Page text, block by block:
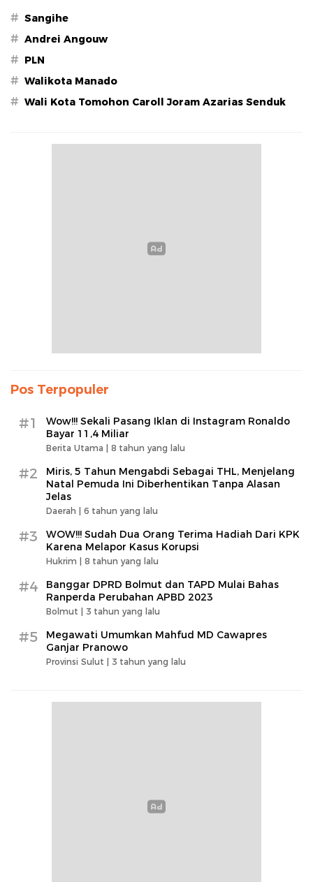
# Sangihe
# Andrei Angouw
# PLN
# Walikota Manado
# Wali Kota Tomohon Caroll Joram Azarias Senduk
Pos Terpopuler
#1
Wow!!! Sekali Pasang Iklan di Instagram Ronaldo
Bayar 11,4 Miliar
Berita Utama | 8 tahun yang lalu
#2
Miris, 5 Tahun Mengabdi Sebagai THL, Menjelang
Natal Pemuda Ini Diberhentikan Tanpa Alasan
Jelas
Daerah | 6 tahun yang lalu
#3
WOW!!! Sudah Dua Orang Terima Hadiah Dari KPK
Karena Melapor Kasus Korupsi
Hukrim | 8 tahun yang lalu
#4
Banggar DPRD Bolmut dan TAPD Mulai Bahas
Ranperda Perubahan APBD 2023
Bolmut | 3 tahun yang lalu
#5
Megawati Umumkan Mahfud MD Cawapres
Ganjar Pranowo
Provinsi Sulut | 3 tahun yang lalu